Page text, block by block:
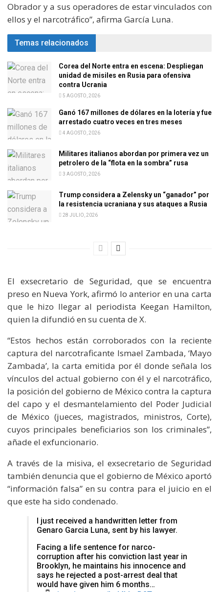
Obrador y a sus operadores de estar vinculados con
ellos y el narcotráfico”, afirma García Luna.
Temas relacionados
Corea del Norte entra en escena: Despliegan
unidad de misiles en Rusia para ofensiva
contra Ucrania
5 AGOSTO, 2026
Ganó 167 millones de dólares en la lotería y fue
arrestado cuatro veces en tres meses
4 AGOSTO, 2026
Militares italianos abordan por primera vez un
petrolero de la “flota en la sombra” rusa
3 AGOSTO, 2026
Trump considera a Zelensky un “ganador” por
la resistencia ucraniana y sus ataques a Rusia
28 JULIO, 2026
El exsecretario de Seguridad, que se encuentra
preso en Nueva York, afirmó lo anterior en una carta
que le hizo llegar al periodista Keegan Hamilton,
quien la difundió en su cuenta de X.
“Estos hechos están corroborados con la reciente
captura del narcotraficante Ismael Zambada, ‘Mayo
Zambada’, la carta emitida por él donde señala los
vínculos del actual gobierno con él y el narcotráfico,
la posición del gobierno de México contra la captura
del capo y el desmantelamiento del Poder Judicial
de México (jueces, magistrados, ministros, Corte),
cuyos principales beneficiarios son los criminales”,
añade el exfuncionario.
A través de la misiva, el exsecretario de Seguridad
también denuncia que el gobierno de México aportó
“información falsa” en su contra para el juicio en el
que este ha sido condenado.
I just received a handwritten letter from
Genaro Garcia Luna, sent by his lawyer.
Facing a life sentence for narco-
corruption after his conviction last year in
Brooklyn, he maintains his innocence and
says he rejected a post-arrest deal that
would have given him 6 months…